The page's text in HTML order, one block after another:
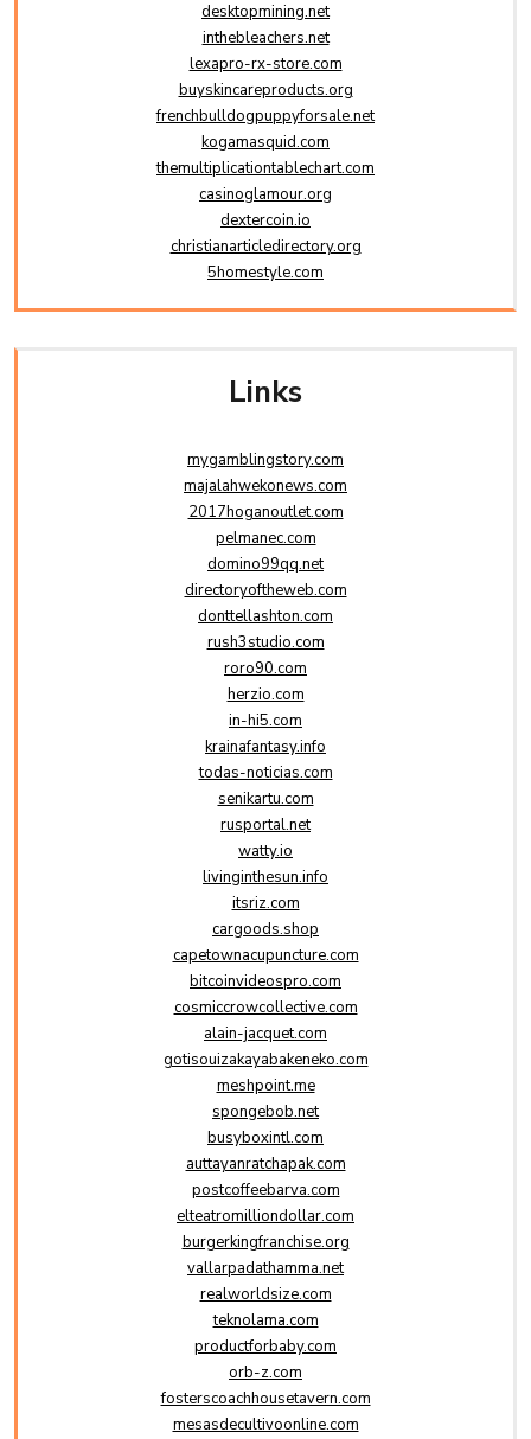
desktopmining.net
inthebleachers.net
lexapro-rx-store.com
buyskincareproducts.org
frenchbulldogpuppyforsale.net
kogamasquid.com
themultiplicationtablechart.com
casinoglamour.org
dextercoin.io
christianarticledirectory.org
5homestyle.com
Links
mygamblingstory.com
majalahwekonews.com
2017hoganoutlet.com
pelmanec.com
domino99qq.net
directoryoftheweb.com
donttellashton.com
rush3studio.com
roro90.com
herzio.com
in-hi5.com
krainafantasy.info
todas-noticias.com
senikartu.com
rusportal.net
watty.io
livinginthesun.info
itsriz.com
cargoods.shop
capetownacupuncture.com
bitcoinvideospro.com
cosmiccrowcollective.com
alain-jacquet.com
gotisouizakayabakeneko.com
meshpoint.me
spongebob.net
busyboxintl.com
auttayanratchapak.com
postcoffeebarva.com
elteatromilliondollar.com
burgerkingfranchise.org
vallarpadathamma.net
realworldsize.com
teknolama.com
productforbaby.com
orb-z.com
fosterscoachhousetavern.com
mesasdecultivoonline.com